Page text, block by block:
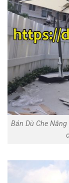
Bán Dù Che